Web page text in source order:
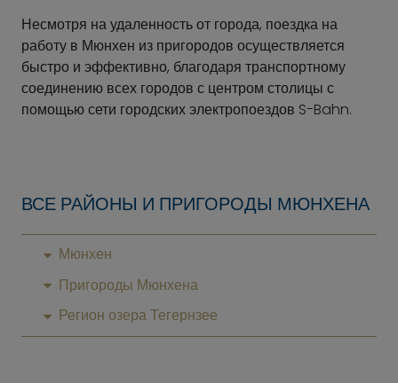
Несмотря на удаленность от города, поездка на
работу в Мюнхен из пригородов осуществляется
быстро и эффективно, благодаря транспортному
соединению всех городов с центром столицы с
помощью сети городских электропоездов S-Bahn.
ВСЕ РАЙОНЫ И ПРИГОРОДЫ МЮНХЕНА
Мюнхен
Пригороды Мюнхена
Регион озера Тегернзее